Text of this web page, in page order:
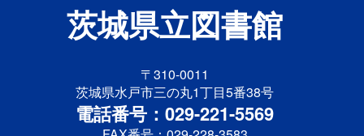
茨城県立図書館
〒310-0011
茨城県水戸市三の丸1丁目5番38号
電話番号：029-221-5569